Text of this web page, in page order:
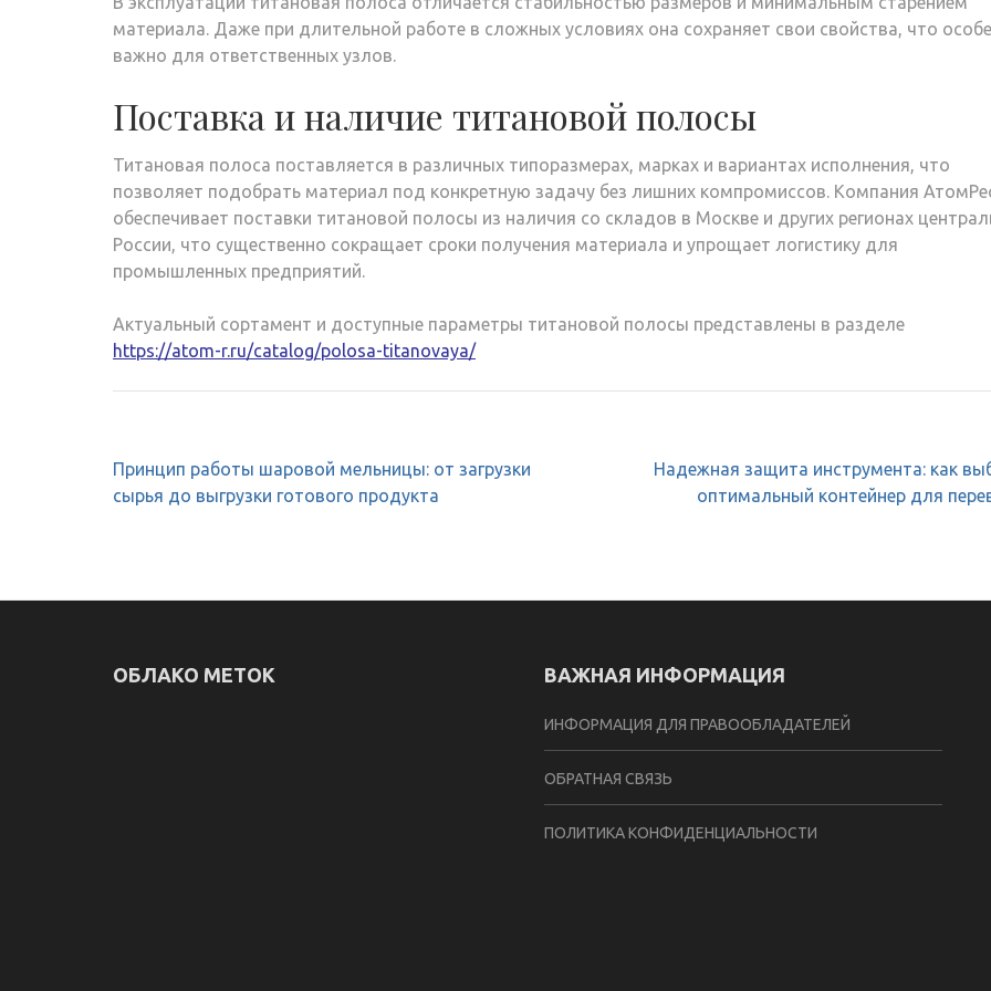
материала. Даже при длительной работе в сложных условиях она сохраняет свои свойства, что
важно для ответственных узлов.
Поставка и наличие титановой полосы
Титановая полоса поставляется в различных типоразмерах, марках и вариантах исполнения, что
позволяет подобрать материал под конкретную задачу без лишних компромиссов. Компания
обеспечивает поставки титановой полосы из наличия со складов в Москве и других регионах
России, что существенно сокращает сроки получения материала и упрощает логистику для
промышленных предприятий.
Актуальный сортамент и доступные параметры титановой полосы представлены в разделе
https://atom-r.ru/catalog/polosa-titanovaya/
Навигация
по
Принцип работы шаровой мельницы: от загрузки
сырья до выгрузки готового продукта
Надежная защита инструмента: как
оптимальный контейнер для
ОБЛАКО МЕТОК ВАЖНАЯ ИНФОРМАЦИЯ
ИНФОРМАЦИЯ ДЛЯ ПРАВООБЛАДАТЕЛЕЙ
ОБРАТНАЯ СВЯЗЬ
ПОЛИТИКА КОНФИДЕНЦИАЛЬНОСТИ